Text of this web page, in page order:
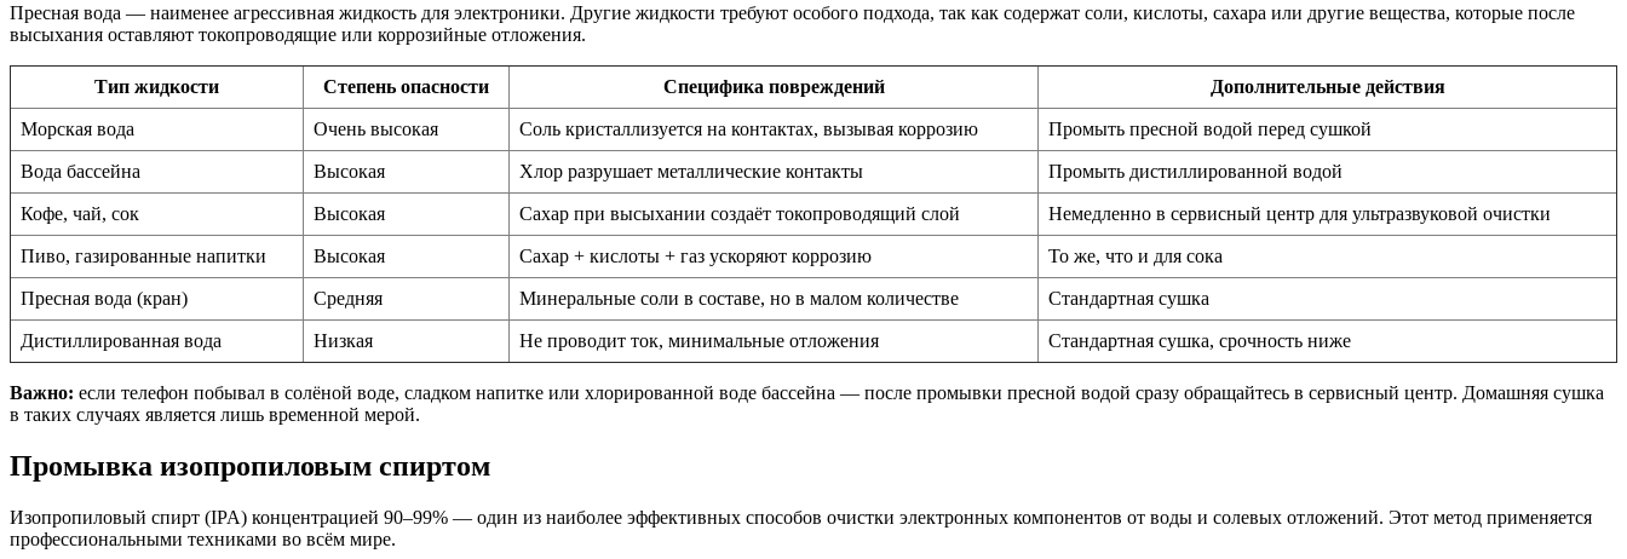
Пресная вода — наименее агрессивная жидкость для электроники. Другие жидкости требуют особого подхода, так как содержат соли, кислоты, сахара или другие вещества, которые после
высыхания оставляют токопроводящие или коррозийные отложения.
Тип жидкости Степень опасности Специфика повреждений Дополнительные действия
Морская вода Очень высокая Соль кристаллизуется на контактах, вызывая коррозию Промыть пресной водой перед сушкой
Вода бассейна Высокая Хлор разрушает металлические контакты Промыть дистиллированной водой
Кофе, чай, сок Высокая Сахар при высыхании создаёт токопроводящий слой Немедленно в сервисный центр для ультразвуковой очистки
Пиво, газированные напитки Высокая Сахар + кислоты + газ ускоряют коррозию То же, что и для сока
Пресная вода (кран) Средняя Минеральные соли в составе, но в малом количестве Стандартная сушка
Дистиллированная вода Низкая Не проводит ток, минимальные отложения Стандартная сушка, срочность ниже
Важно: если телефон побывал в солёной воде, сладком напитке или хлорированной воде бассейна — после промывки пресной водой сразу обращайтесь в сервисный центр. Домашняя сушка
в таких случаях является лишь временной мерой.
Промывка изопропиловым спиртом
Изопропиловый спирт (IPA) концентрацией 90–99% — один из наиболее эффективных способов очистки электронных компонентов от воды и солевых отложений. Этот метод применяется
профессиональными техниками во всём мире.